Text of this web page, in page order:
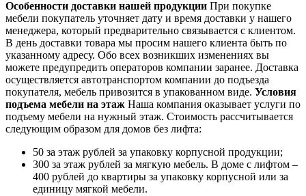
Особенности доставки нашей продукции При покупке
мебели покупатель уточняет дату и время доставки у нашего
менеджера, который предварительно связывается с клиентом.
В день доставки товара мы просим нашего клиента быть по
указанному адресу. Обо всех возникших изменениях вы
можете предупредить операторов компании заранее. Доставка
осуществляется автотранспортом компании до подъезда
покупателя, мебель привозится в упакованном виде. Условия
подъема мебели на этаж Наша компания оказывает услуги по
подъему мебели на нужный этаж. Стоимость рассчитывается
следующим образом для домов без лифта:
50 за этаж рублей за упаковку корпусной продукции;
300 за этаж рублей за мягкую мебель. В доме с лифтом –
400 рублей до квартиры за упаковку корпусной или за
единицу мягкой мебели.